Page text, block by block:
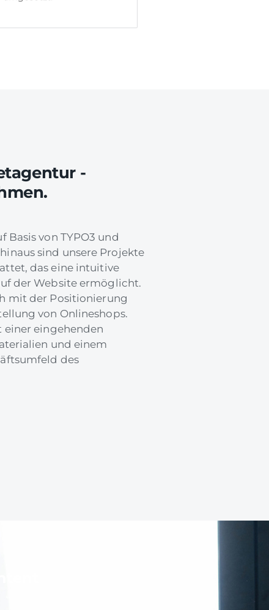
-
Basis von TYPO3 und
sind unsere Projekte
das eine intuitive
der Website ermöglicht.
mit der Positionierung
von Onlineshops.
eingehenden
und einem
des